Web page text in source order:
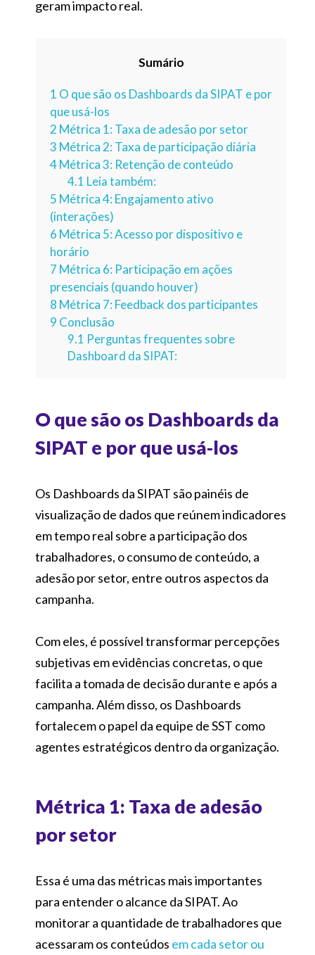
geram impacto real.
Sumário
1 O que são os Dashboards da SIPAT e por
que usá-los
2 Métrica 1: Taxa de adesão por setor
3 Métrica 2: Taxa de participação diária
4Métrica 3: Retenção de conteúdo
4.1 Leia também:
5 Métrica 4: Engajamento ativo
(interações)
6 Métrica 5: Acesso por dispositivo e
horário
7 Métrica 6: Participação em ações
presenciais (quando houver)
8 Métrica 7: Feedback dos participantes
9 Conclusão
9.1 Perguntas frequentes sobre
Dashboard da SIPAT:
O que são os Dashboards da
SIPAT e por que usá-los
Os Dashboards da SIPAT são painéis de
visualização de dados que reúnem indicadores
em tempo real sobre a participação dos
trabalhadores, o consumo de conteúdo, a
adesão por setor, entre outros aspectos da
campanha.
Com eles, é possível transformar percepções
subjetivas em evidências concretas, o que
facilita a tomada de decisão durante e após a
campanha. Além disso, os Dashboards
fortalecem o papel da equipe de SST como
agentes estratégicos dentro da organização.
Métrica 1: Taxa de adesão
por setor
Essa é uma das métricas mais importantes
para entender o alcance da SIPAT. Ao
monitorar a quantidade de trabalhadores que
acessaram os conteúdos em cada setor ou